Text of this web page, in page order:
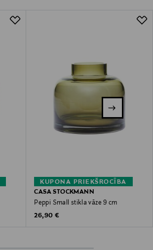
KUPONA PRIEKŠROCĪBA
CASA STOCKMANN
Peppi Small stikla vāze 9 cm
Original Price
26,90 €